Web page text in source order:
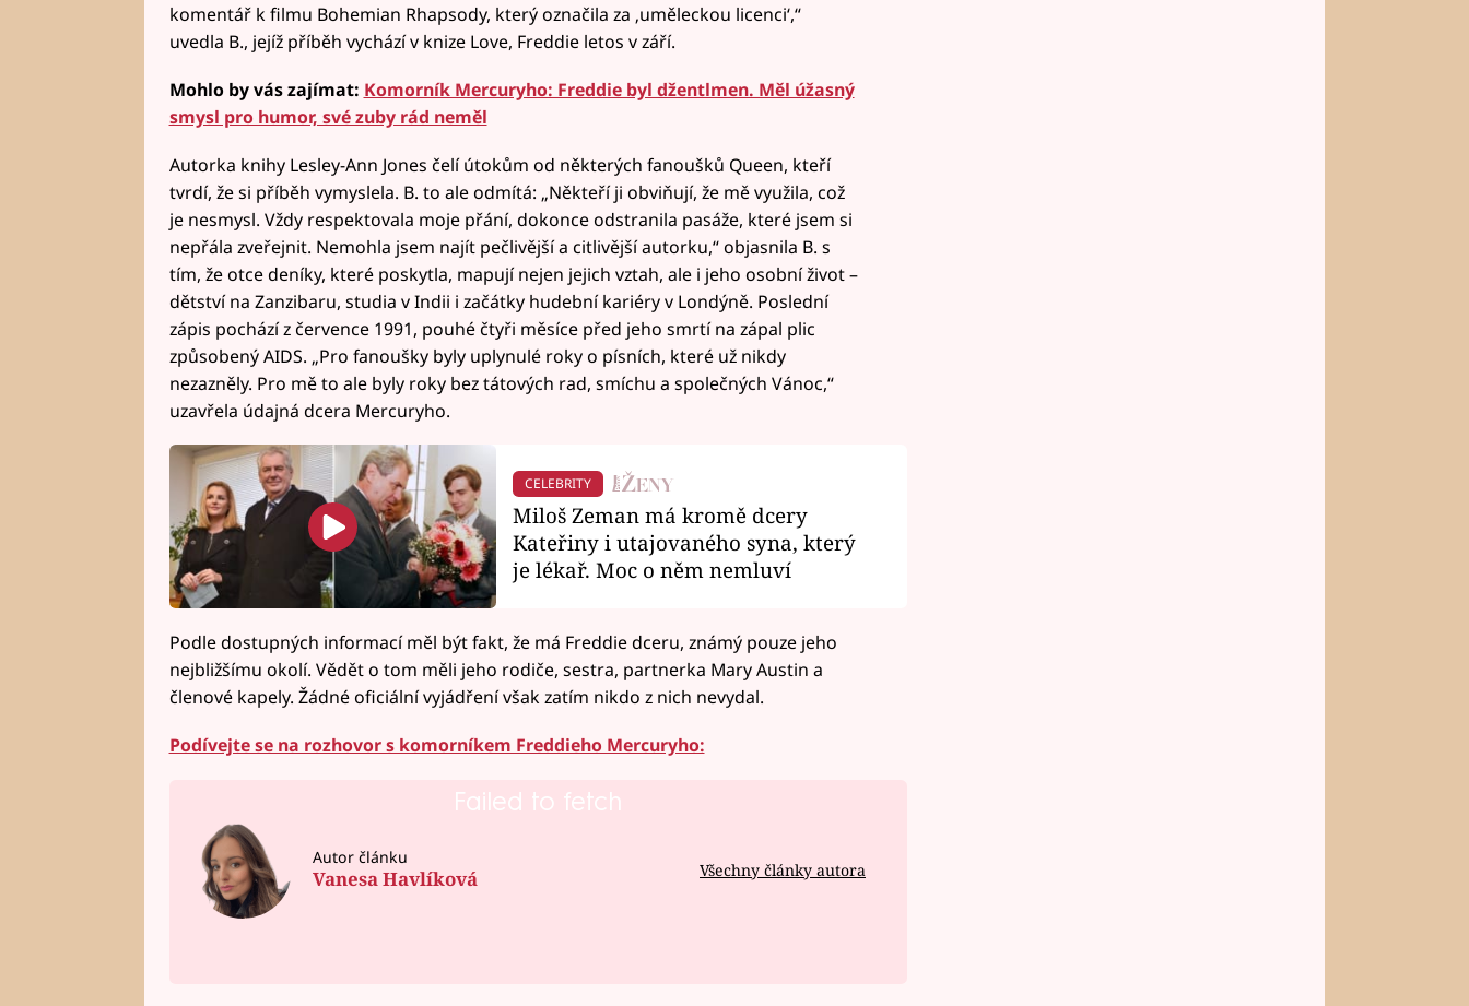
komentář k filmu Bohemian Rhapsody, který označila za ‚uměleckou licenci‘,“
uvedla B., jejíž příběh vychází v knize Love, Freddie letos v září.
Mohlo by vás zajímat: Komorník Mercuryho: Freddie byl džentlmen. Měl úžasný
smysl pro humor, své zuby rád neměl
Autorka knihy Lesley-Ann Jones čelí útokům od některých fanoušků Queen, kteří
tvrdí, že si příběh vymyslela. B. to ale odmítá: „Někteří ji obviňují, že mě využila, což
je nesmysl. Vždy respektovala moje přání, dokonce odstranila pasáže, které jsem si
nepřála zveřejnit. Nemohla jsem najít pečlivější a citlivější autorku,“ objasnila B. s
tím, že otce deníky, které poskytla, mapují nejen jejich vztah, ale i jeho osobní život –
dětství na Zanzibaru, studia v Indii i začátky hudební kariéry v Londýně. Poslední
zápis pochází z července 1991, pouhé čtyři měsíce před jeho smrtí na zápal plic
způsobený AIDS. „Pro fanoušky byly uplynulé roky o písních, které už nikdy
nezazněly. Pro mě to ale byly roky bez tátových rad, smíchu a společných Vánoc,“
uzavřela údajná dcera Mercuryho.
CELEBRITY
Miloš Zeman má kromě dcery
Kateřiny i utajovaného syna, který
je lékař. Moc o něm nemluví
Podle dostupných informací měl být fakt, že má Freddie dceru, známý pouze jeho
nejbližšímu okolí. Vědět o tom měli jeho rodiče, sestra, partnerka Mary Austin a
členové kapely. Žádné oficiální vyjádření však zatím nikdo z nich nevydal.
Podívejte se na rozhovor s komorníkem Freddieho Mercuryho:
Failed to fetch
Autor článku
Vanesa Havlíková Všechny články autora